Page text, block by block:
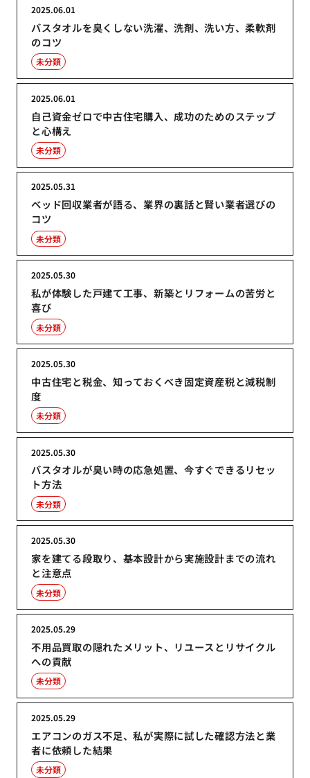
バスタオルを臭くしない洗濯、洗剤、洗い方、柔軟剤
のコツ
2025.06.01
未分類
自己資金ゼロで中古住宅購入、成功のためのステップ
と心構え
2025.06.01
未分類
ベッド回収業者が語る、業界の裏話と賢い業者選びの
コツ
2025.05.31
未分類
私が体験した戸建て工事、新築とリフォームの苦労と
喜び
2025.05.30
未分類
中古住宅と税金、知っておくべき固定資産税と減税制
度
2025.05.30
未分類
バスタオルが臭い時の応急処置、今すぐできるリセッ
ト方法
2025.05.30
未分類
家を建てる段取り、基本設計から実施設計までの流れ
と注意点
2025.05.30
未分類
不用品買取の隠れたメリット、リユースとリサイクル
への貢献
2025.05.29
未分類
エアコンのガス不足、私が実際に試した確認方法と業
者に依頼した結果
2025.05.29
未分類